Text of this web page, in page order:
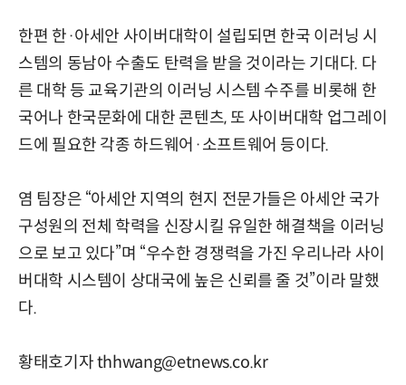
한편 한·아세안 사이버대학이 설립되면 한국 이러닝 시
스템의 동남아 수출도 탄력을 받을 것이라는 기대다. 다
른 대학 등 교육기관의 이러닝 시스템 수주를 비롯해 한
국어나 한국문화에 대한 콘텐츠, 또 사이버대학 업그레이
드에 필요한 각종 하드웨어·소프트웨어 등이다.
염 팀장은 “아세안 지역의 현지 전문가들은 아세안 국가
구성원의 전체 학력을 신장시킬 유일한 해결책을 이러닝
으로 보고 있다”며 “우수한 경쟁력을 가진 우리나라 사이
버대학 시스템이 상대국에 높은 신뢰를 줄 것”이라 말했
다.
황태호기자 thhwang@etnews.co.kr